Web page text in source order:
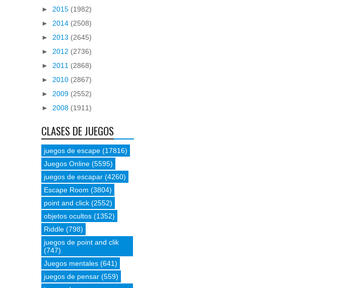
► 2015 (1982)
► 2014 (2508)
► 2013 (2645)
► 2012 (2736)
► 2011 (2868)
► 2010 (2867)
► 2009 (2552)
► 2008 (1911)
CLASES DE JUEGOS
juegos de escape (17816)
Juegos Online (5595)
juegos de escapar (4260)
Escape Room (3804)
point and click (2552)
objetos ocultos (1352)
Riddle (798)
juegos de point and clik
(747)
Juegos mentales (641)
juegos de pensar (559)